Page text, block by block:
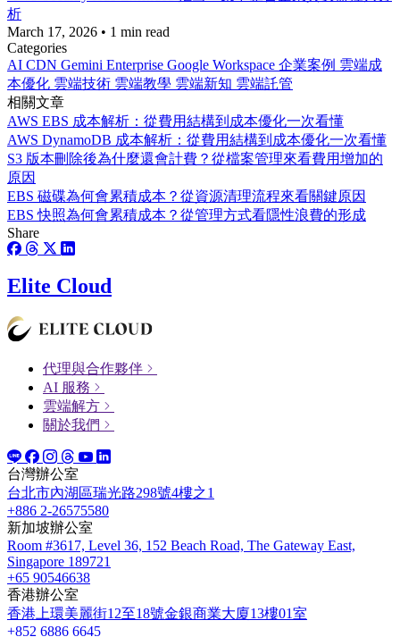
析
March 17, 2026 • 1 min read
Categories
AI CDN Gemini Enterprise Google Workspace 企業案例 雲端成
本優化 雲端技術 雲端教學 雲端新知 雲端託管
相關文章
AWS EBS 成本解析：從費用結構到成本優化一次看懂
AWS DynamoDB 成本解析：從費用結構到成本優化一次看懂
S3 版本刪除後為什麼還會計費？從檔案管理來看費用增加的
原因
EBS 磁碟為何會累積成本？從資源清理流程來看關鍵原因
EBS 快照為何會累積成本？從管理方式看隱性浪費的形成
Share
Elite Cloud
代理與合作夥伴
AI 服務
雲端解方
關於我們
台灣辦公室
台北市內湖區瑞光路298號4樓之1
+886 2-26575580
新加坡辦公室
Room #3617, Level 36, 152 Beach Road, The Gateway East,
Singapore 189721
+65 90546638
香港辦公室
香港上環美麗街12至18號金銀商業大廈13樓01室
+852 6886 6645